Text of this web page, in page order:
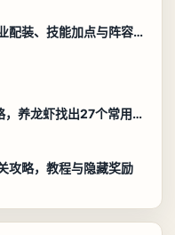
异环白藏养成攻略，毕业配装、技能加点与阵容搭配保姆级解析
聪明开局吧第147关攻略，养龙虾找出27个常用字通关答案
攻略，教程与隐藏奖励